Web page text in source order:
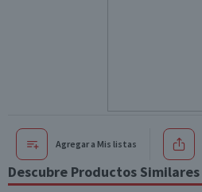
Agregar a Mis listas
Descubre Productos Similares